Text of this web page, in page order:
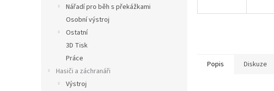
Nářadí pro běh s překážkami
Osobní výstroj
Ostatní
3D Tisk
Práce
Hasiči a záchranáři
Výstroj
Popis Diskuze